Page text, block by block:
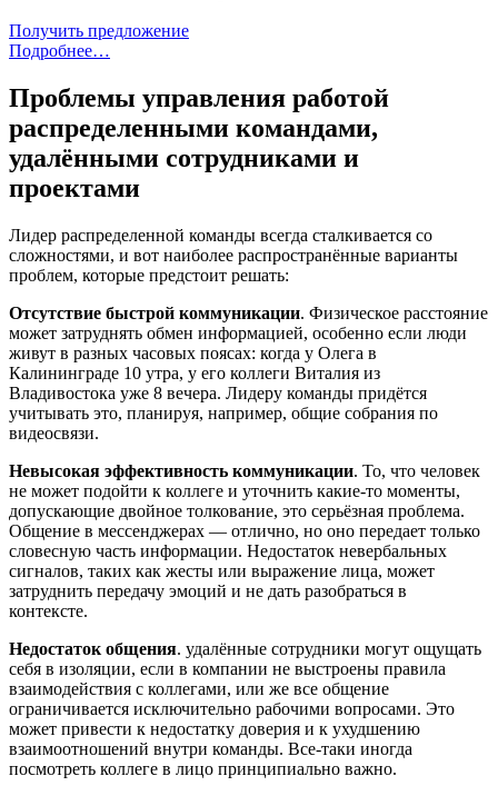
Получить предложение
Подробнее…
Проблемы управления работой
распределенными командами,
удалёнными сотрудниками и
проектами
Лидер распределенной команды всегда сталкивается со
сложностями, и вот наиболее распространённые варианты
проблем, которые предстоит решать:
Отсутствие быстрой коммуникации. Физическое расстояние
может затруднять обмен информацией, особенно если люди
живут в разных часовых поясах: когда у Олега в
Калининграде 10 утра, у его коллеги Виталия из
Владивостока уже 8 вечера. Лидеру команды придётся
учитывать это, планируя, например, общие собрания по
видеосвязи.
Невысокая эффективность коммуникации. То, что человек
не может подойти к коллеге и уточнить какие-то моменты,
допускающие двойное толкование, это серьёзная проблема.
Общение в мессенджерах — отлично, но оно передает только
словесную часть информации. Недостаток невербальных
сигналов, таких как жесты или выражение лица, может
затруднить передачу эмоций и не дать разобраться в
контексте.
Недостаток общения. удалённые сотрудники могут ощущать
себя в изоляции, если в компании не выстроены правила
взаимодействия с коллегами, или же все общение
ограничивается исключительно рабочими вопросами. Это
может привести к недостатку доверия и к ухудшению
взаимоотношений внутри команды. Все‑таки иногда
посмотреть коллеге в лицо принципиально важно.